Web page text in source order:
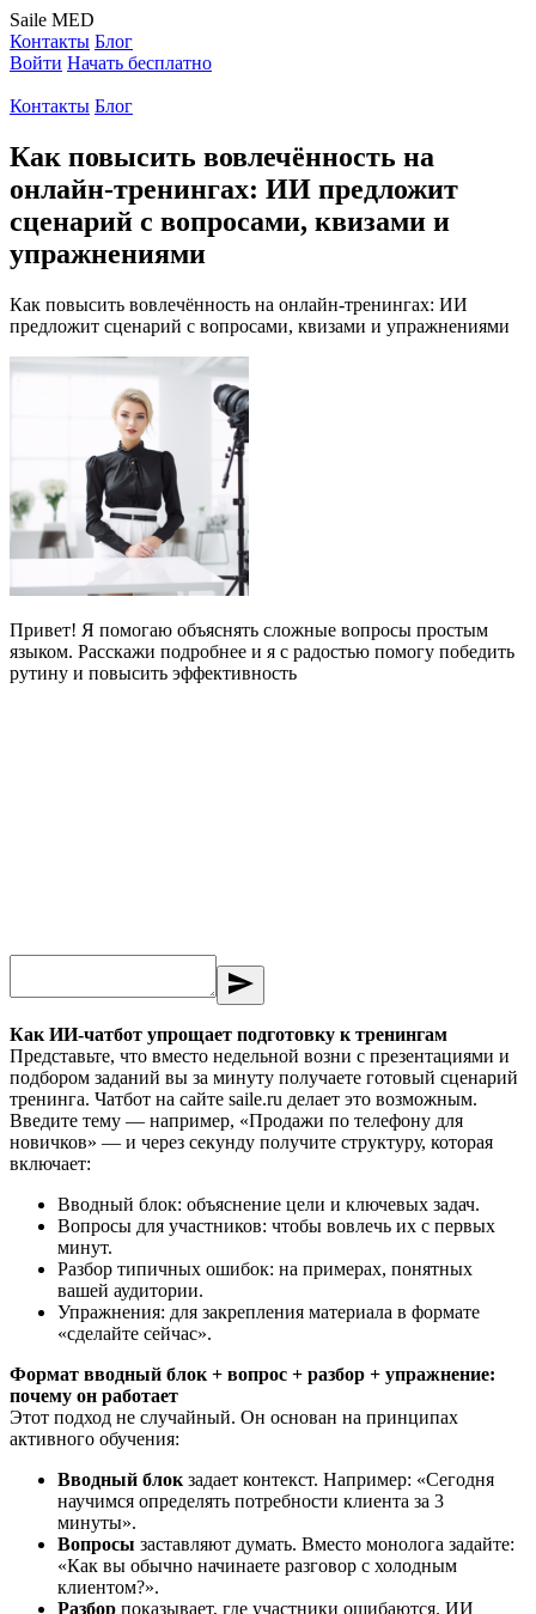
Saile MED
Контакты Блог
Войти Начать бесплатно
Контакты Блог
Как повысить вовлечённость на
онлайн-тренингах: ИИ предложит
сценарий с вопросами, квизами и
упражнениями
Как повысить вовлечённость на онлайн-тренингах: ИИ
предложит сценарий с вопросами, квизами и упражнениями
Привет! Я помогаю объяснять сложные вопросы простым
языком. Расскажи подробнее и я с радостью помогу победить
рутину и повысить эффективность
send
Как ИИ-чатбот упрощает подготовку к тренингам
Представьте, что вместо недельной возни с презентациями и
подбором заданий вы за минуту получаете готовый сценарий
тренинга. Чатбот на сайте saile.ru делает это возможным.
Введите тему — например, «Продажи по телефону для
новичков» — и через секунду получите структуру, которая
включает:
Вводный блок: объяснение цели и ключевых задач.
Вопросы для участников: чтобы вовлечь их с первых
минут.
Разбор типичных ошибок: на примерах, понятных
вашей аудитории.
Упражнения: для закрепления материала в формате
«сделайте сейчас».
Формат вводный блок + вопрос + разбор + упражнение:
почему он работает
Этот подход не случайный. Он основан на принципах
активного обучения:
Вводный блок задает контекст. Например: «Сегодня
научимся определять потребности клиента за 3
минуты».
Вопросы заставляют думать. Вместо монолога задайте:
«Как вы обычно начинаете разговор с холодным
клиентом?».
Разбор показывает, где участники ошибаются. ИИ